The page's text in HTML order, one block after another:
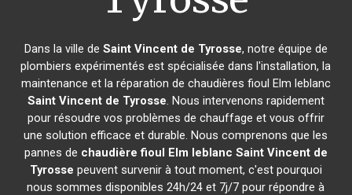
Dans la ville de Saint Vincent de Tyrosse, notre équipe de
plombiers expérimentés est spécialisée dans l'installation, la
maintenance et la réparation de chaudières fioul Elm leblanc
Saint Vincent de Tyrosse. Nous intervenons rapidement
pour résoudre vos problèmes de chauffage et vous offrir
une solution efficace et durable. Nous comprenons que les
pannes de chaudière fioul Elm leblanc Saint Vincent de
Tyrosse peuvent survenir à tout moment, c'est pourquoi
nous sommes disponibles 24h/24 et 7j/7 pour répondre à